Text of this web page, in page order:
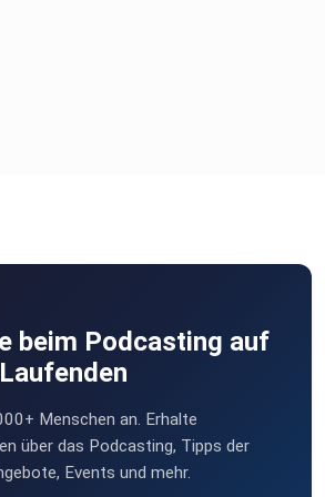
beim Podcasting auf
Menschen an. Erhalte
über das Podcasting, Tipps der
Events und mehr.